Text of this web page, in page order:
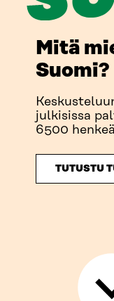
Mitä
Suomi?
julkisissa
6500
TUTUSTU